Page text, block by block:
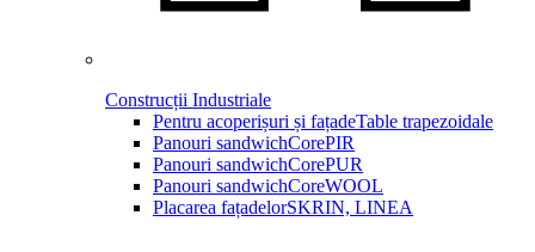
Construcții Industriale
Pentru acoperișuri și fațadeTable trapezoidale
Panouri sandwichCorePIR
Panouri sandwichCorePUR
Panouri sandwichCoreWOOL
Placarea fațadelorSKRIN, LINEA